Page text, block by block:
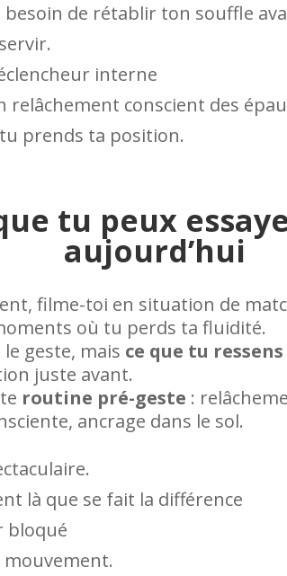
de rétablir ton souffle
interne
relâchement conscient des
prends ta position.
tu peux
aujourd’hui
filme-toi en situation de
où tu perds ta fluidité.
geste, mais ce que tu ressens
juste avant.
routine pré-geste :
ancrage dans le sol.
là que se fait la différence
bloqué